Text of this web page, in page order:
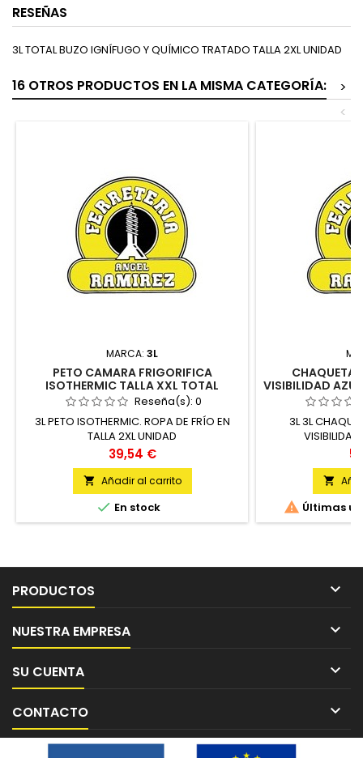
RESEÑAS
3L TOTAL BUZO IGNÍFUGO Y QUÍMICO TRATADO TALLA 2XL UNIDAD
16 OTROS PRODUCTOS EN LA MISMA CATEGORÍA:
>
<
MARCA: 3L
PETO CAMARA FRIGORIFICA
ISOTHERMIC TALLA XXL TOTAL
Reseña(s): 0
3L PETO ISOTHERMIC. ROPA DE FRÍO EN
TALLA 2XL UNIDAD
Precio
39,54 €
 Añadir al carrito
 En stock
CHAQUETA
VISIBILIDAD
3L -
3L 3L

 Últimas
PRODUCTOS 
NUESTRA EMPRESA 
SU CUENTA 
CONTACTO 